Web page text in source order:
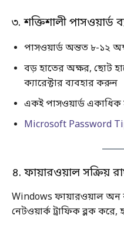
৩. শক্তিশালী
পাসওয়ার্ড অন্তত ৮-১২
বড় হাতের অক্ষর, ছোট
ক্যারেক্টার ব্যবহার করুন
একই পাসওয়ার্ড একাধিক
Microsoft Password
৪. ফায়ারওয়াল সক্রিয়
Windows ফায়ারওয়াল
নেটওয়ার্ক ট্রাফিক ব্লক করে,